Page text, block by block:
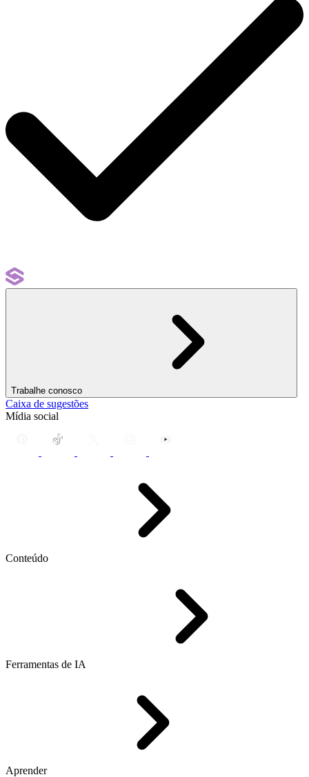
Trabalhe conosco
Caixa de sugestões
Mídia social
Conteúdo
Ferramentas de IA
Aprender